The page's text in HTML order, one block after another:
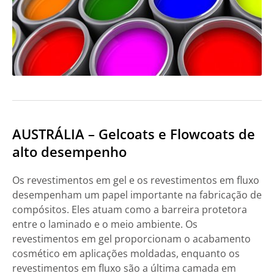
AUSTRÁLIA – Gelcoats e Flowcoats de
alto desempenho
Os revestimentos em gel e os revestimentos em fluxo
desempenham um papel importante na fabricação de
compósitos. Eles atuam como a barreira protetora
entre o laminado e o meio ambiente. Os
revestimentos em gel proporcionam o acabamento
cosmético em aplicações moldadas, enquanto os
revestimentos em fluxo são a última camada em